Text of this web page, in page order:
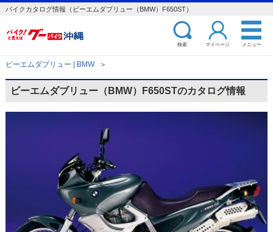
バイクカタログ情報（ビーエムダブリュー（BMW）F650ST）
検索 マイページ メニュー
ビーエムダブリュー | BMW ＞
ビーエムダブリュー（BMW）F650STのカタログ情報